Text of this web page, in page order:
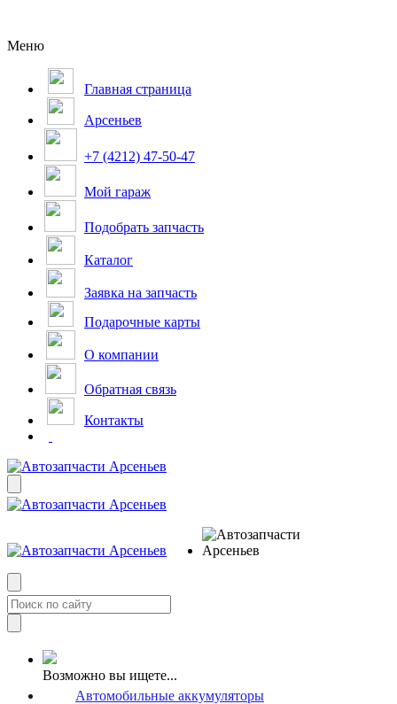
Меню
Главная страница
Арсеньев
+7 (4212) 47-50-47
Мой гараж
Подобрать запчасть
Каталог
Заявка на запчасть
Подарочные карты
О компании
Обратная связь
Контакты
Возможно вы ищете...
Автомобильные аккумуляторы